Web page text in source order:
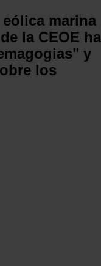
marina
la CEOE ha
y
los